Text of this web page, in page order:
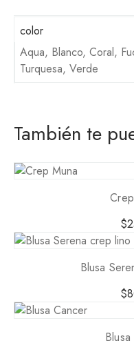
color
Aqua, Blanco, Coral,
Turquesa, Verde
También te
$
Blusa
$